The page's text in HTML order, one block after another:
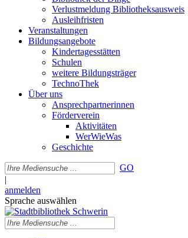
Verlustmeldung Bibliotheksausweis
Ausleihfristen
Veranstaltungen
Bildungsangebote
Kindertagesstätten
Schulen
weitere Bildungsträger
TechnoThek
Über uns
Ansprechpartnerinnen
Förderverein
Aktivitäten
WerWieWas
Geschichte
GO
|
anmelden
Sprache auswählen